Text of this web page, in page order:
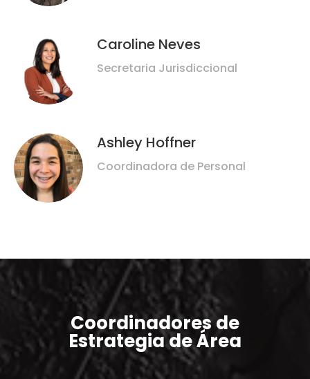
Caroline Neves
Secretaria Jurisdiccional
Ashley Hoffner
Coordinadora de Personal
Coordinadores de
Estrategia de Área